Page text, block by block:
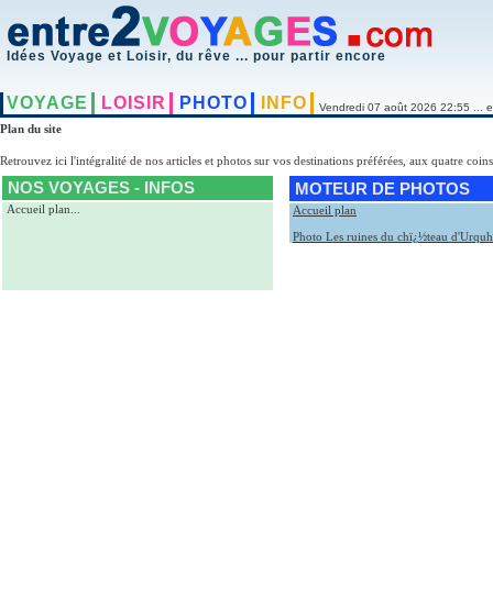
Idées Voyage et Loisir, du rêve ... pour partir encore
VOYAGE LOISIR PHOTO INFO Vendredi 07 août 2026 22:55 ...
Plan du site
Retrouvez ici l'intégralité de nos articles et photos sur vos destinations préférées, aux quatre
NOS VOYAGES - INFOS
Accueil plan
MOTEUR DE PHOTOS
Accueil plan
Photo Les ruines du chï¿½teau